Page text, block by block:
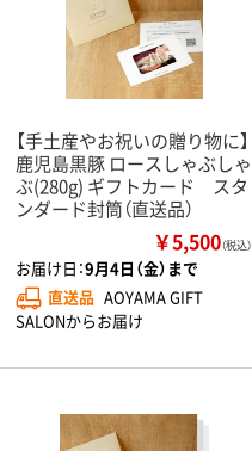
【手土産やお祝いの贈り物に】
鹿児島黒豚 ロースしゃぶしゃ
ぶ(280g) ギフトカード スタ
ンダード封筒（直送品）
￥5,500（税込）
お届け日：9月4日（金）まで
直送品 AOYAMA GIFT
SALONからお届け